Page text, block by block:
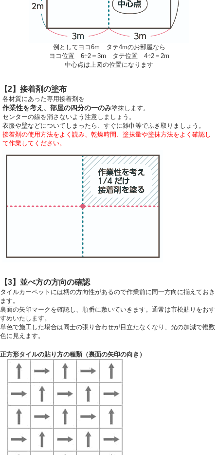
例としてヨコ6m タテ4mのお部屋なら
ヨコ位置 6÷2＝3m タテ位置 4÷2＝2m
中心点は上図の位置になります
【2】接着剤の塗布
各材質にあった専用接着剤を
作業性を考え、部屋の四分の一のみ塗抹します。
センターの線を消さないよう注意しましょう。
衣服や壁などについてしまったら、すぐに雑巾等でふき取りましょう。
接着剤の使用方法をよく読み、乾燥時間、塗抹量や塗抹方法をよく確認し
て作業してください。
【3】並べ方の方向の確認
タイルカーペットには柄の方向性があるので作業前に同一方向に揃えておき
ます。
裏面の矢印マークを確認し、順番に敷いていきます。通常は市松貼りをおす
すめいたします。
単色で施工した場合は同士の張り合わせが目立たなくなり、光の加減で複数
色に見えます。
正方形タイルの貼り方の種類（裏面の矢印の向き）